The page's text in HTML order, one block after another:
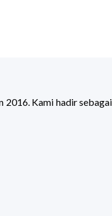
Kami hadir